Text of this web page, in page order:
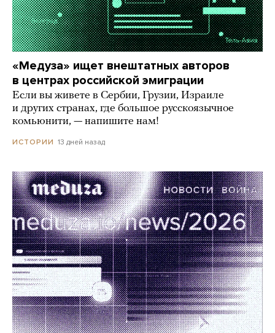
«Медуза» ищет внештатных авторов
в центрах российской эмиграции
Если вы живете в Сербии, Грузии, Израиле
и других странах, где большое русскоязычное
комьюнити, — напишите нам!
ИСТОРИИ 13 дней назад